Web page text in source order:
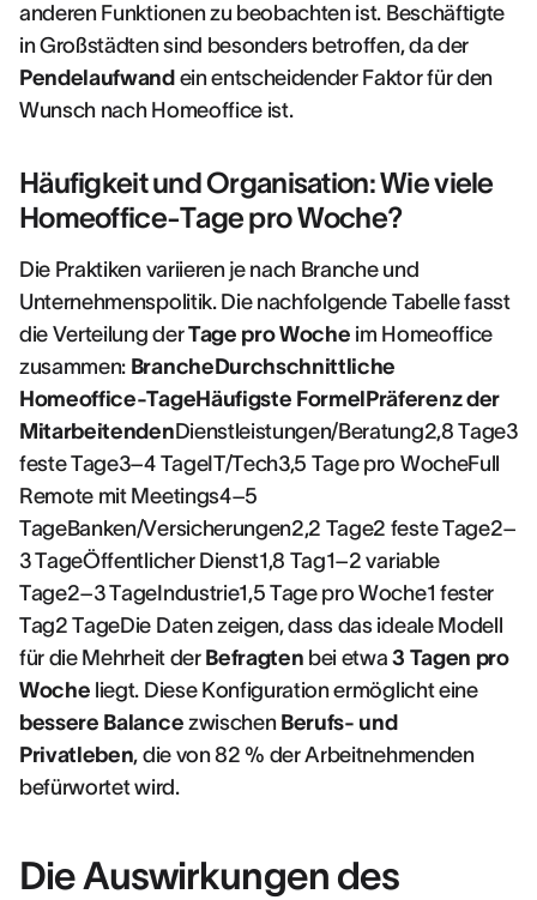
anderen Funktionen zu beobachten ist. Beschäftigte
in Großstädten sind besonders betroffen, da der
Pendelaufwand ein entscheidender Faktor für den
Wunsch nach Homeoffice ist.
Häufigkeit und Organisation: Wie viele
Homeoffice-Tage pro Woche?
Die Praktiken variieren je nach Branche und
Unternehmenspolitik. Die nachfolgende Tabelle fasst
die Verteilung derTage pro Woche im Homeoffice
zusammen: BrancheDurchschnittliche
Homeoffice-TageHäufigste FormelPräferenz der
MitarbeitendenDienstleistungen/Beratung2,8 Tage3
feste Tage3–4 TageIT/Tech3,5 Tage pro WocheFull
Remote mit Meetings4–5
TageBanken/Versicherungen2,2 Tage2 feste Tage2–
3 TageÖffentlicher Dienst1,8 Tag1–2 variable
Tage2–3 TageIndustrie1,5 Tage pro Woche1 fester
Tag2 TageDie Daten zeigen, dass das ideale Modell
für die Mehrheit der Befragten bei etwa3 Tagen pro
Woche liegt. Diese Konfiguration ermöglicht eine
bessere Balance zwischen Berufs- und
Privatleben, die von 82 % der Arbeitnehmenden
befürwortet wird.
Die Auswirkungen des